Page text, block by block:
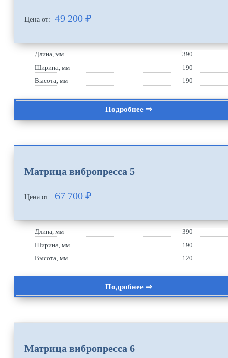
Цена от: 49 200 ₽
Длина, мм
390
Ширина, мм
190
Высота, мм
190
Подробнее ⇒
Матрица вибропресса 5
Цена от: 67 700 ₽
Длина, мм
390
Ширина, мм
190
Высота, мм
120
Подробнее ⇒
Матрица вибропресса 6